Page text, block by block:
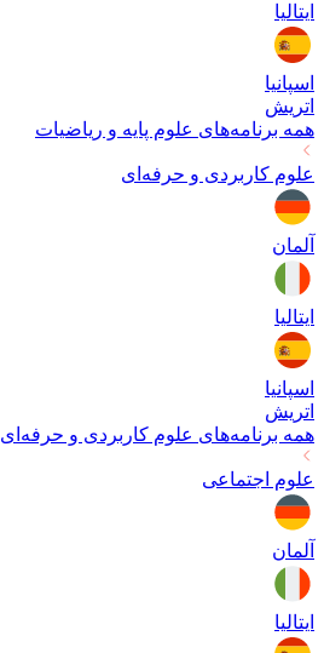
ایتالیا
اسپانیا
اتریش
همه برنامه‌های علوم پایه و ریاضیات
علوم کاربردی و حرفه‌ای
آلمان
ایتالیا
اسپانیا
اتریش
همه برنامه‌های علوم کاربردی و حرفه‌ای
علوم اجتماعی
آلمان
ایتالیا